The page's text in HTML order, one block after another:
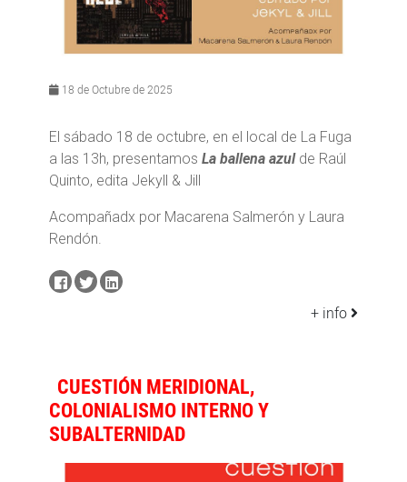
18 de Octubre de 2025
El sábado 18 de octubre, en el local de La Fuga
a las 13h, presentamos La ballena azulde Raúl
Quinto, edita Jekyll & Jill
Acompañadx por Macarena Salmerón y Laura
Rendón.
+ info
CUESTIÓN MERIDIONAL,
COLONIALISMO INTERNO Y
SUBALTERNIDAD